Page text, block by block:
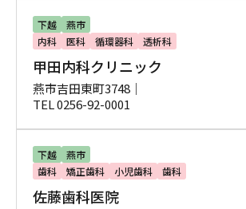
下越
燕市
内科
医科 循環器科 透析科
甲田内科クリニック
燕市吉田東町3748｜
TEL 0256-92-0001
下越
燕市
歯科
矯正歯科 小児歯科 歯科
佐藤歯科医院